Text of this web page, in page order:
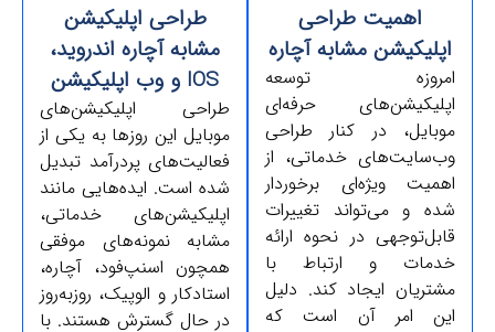
اهمیت طراحی
مشابه آچاره
توسعه
حرفه‌ای
در کنار طراحی
خدماتی، از
ویژه‌ای برخوردار
و می‌تواند تغییرات
در نحوه ارائه
و ارتباط با
ایجاد کند. دلیل
امر آن است که
طراحی اپلیکیشن
مشابه آچاره اندروید،
طراحی اپلیکیشن‌های
موبایل این روزها به یکی از
فعالیت‌های پردرآمد تبدیل
شده است. ایده‌هایی مانند
اپلیکیشن‌های خدماتی،
مشابه نمونه‌های موفقی
همچون اسنپ‌فود، آچاره،
استادکار و الوپیک، روزبه‌روز
در حال گسترش هستند. با